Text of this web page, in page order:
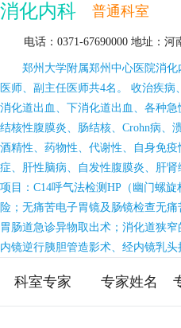
消化内科 普通科室
电话：0371-67690000 地址：河
郑州大学附属郑州中心医院消化
医师、副主任医师共4名。 收治疾
消化道出血、下消化道出血、各种
结核性腹膜炎、肠结核、Crohn病、
酒精性、药物性、代谢性、自身免
症、肝性脑病、自发性腹膜炎、肝
项目：C14呼气法检测HP（幽门螺
险；无痛苦电子胃镜及肠镜检查无
胃肠道急诊异物取出术；消化道狭
内镜逆行胰胆管造影术、经内镜乳
科室专家 专家姓名